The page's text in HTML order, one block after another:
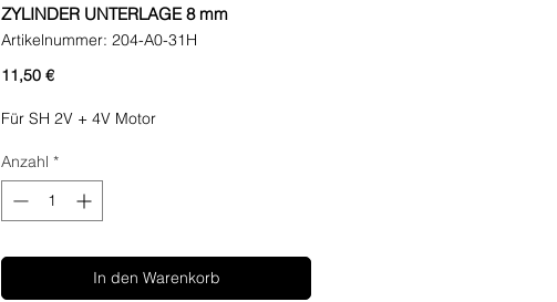
ZYLINDER UNTERLAGE 8 mm
Artikelnummer: 204-A0-31H
11,50 €Preis
Für SH 2V + 4V Motor
Anzahl *
In den Warenkorb